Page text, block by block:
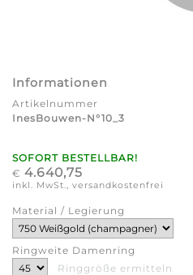
Informationen
Artikelnummer
InesBouwen-N°10_3
SOFORT BESTELLBAR!
€ 4.640,75
inkl. MwSt., versandkostenfrei
Material / Legierung
Ringweite Damenring
Ringgröße ermitteln